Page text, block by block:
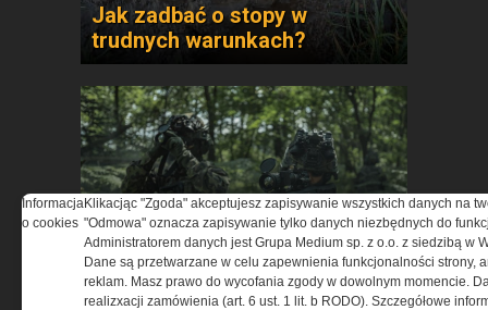
Jak zadbać o stopy w
trudnych warunkach?
MSBS GROT C14 A3 –
ewolucja doświadczeń. Jak
użytkownicy zmienili polski
karabinek
Informacja
o cookies
Klikacjąc "Zgoda" akceptujesz zapisywanie wszystkich danych na
"Odmowa" oznacza zapisywanie tylko danych niezbędnych do
Administratorem danych jest Grupa Medium sp. z o.o. z siedzibą w
Dane są przetwarzane w celu zapewnienia funkcjonalności strony,
reklam. Masz prawo do wycofania zgody w dowolnym momencie.
realizxacji zamówienia (art. 6 ust. 1 lit. b RODO). Szczegółowe